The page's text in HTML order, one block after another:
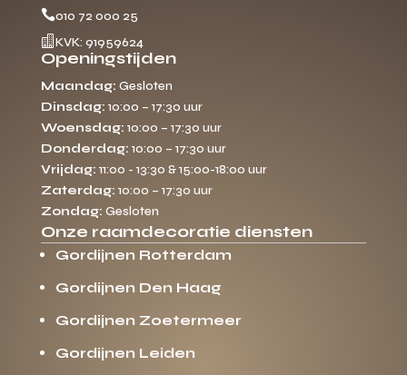
010 72 000 25
 KVK: 91959624
Openingstijden
Maandag: Gesloten
Dinsdag: 10:00 – 17:30 uur
Woensdag: 10:00 – 17:30 uur
Donderdag: 10:00 – 17:30 uur
Vrijdag: 11:00 - 13:30 & 15:00-18:00 uur
Zaterdag: 10:00 – 17:30 uur
Zondag: Gesloten
Onze raamdecoratie diensten
Gordijnen Rotterdam
Gordijnen Den Haag
Gordijnen Zoetermeer
Gordijnen Leiden